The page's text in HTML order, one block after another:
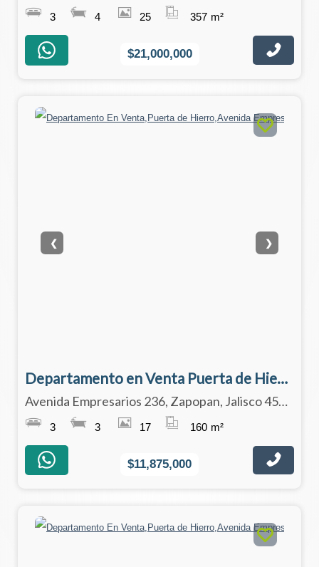
3 4 25 357 m²
$21,000,000
❮ ❯
Departamento en Venta Puerta de Hierro, Zapopan, Jalisco.
Avenida Empresarios 236, Zapopan, Jalisco 45116
3 3 17 160 m²
$11,875,000